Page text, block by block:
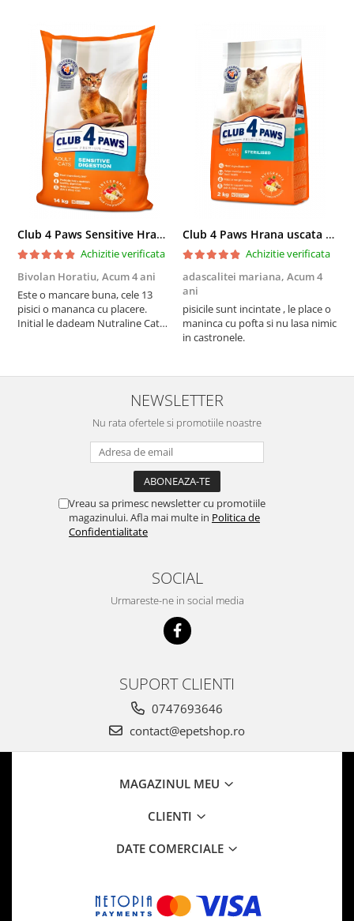
Club 4 Paws Sensitive Hrana uscata pisici adulte, 14kg
Achizitie verificata
Bivolan Horatiu, Acum 4 ani
Este o mancare buna, cele 13
pisici o mananca cu placere.
Initial le dadeam Nutraline Cat
nu o mananca cu placere. Eu
sunt multumit si voi continua cu
Club 4 Paws Hrana uscata pisici sterilizate, 2kg
Achizitie verificata
adascalitei mariana, Acum 4
ani
pisicile sunt incintate , le place o
maninca cu pofta si nu lasa nimic
in castronele.
NEWSLETTER
Nu rata ofertele si promotiile noastre
Vreau sa primesc newsletter cu promotiile
magazinului. Afla mai multe in Politica de
Confidentialitate
SOCIAL
Urmareste-ne in social media
SUPORT CLIENTI
0747693646
contact@epetshop.ro
MAGAZINUL MEU
CLIENTI
DATE COMERCIALE